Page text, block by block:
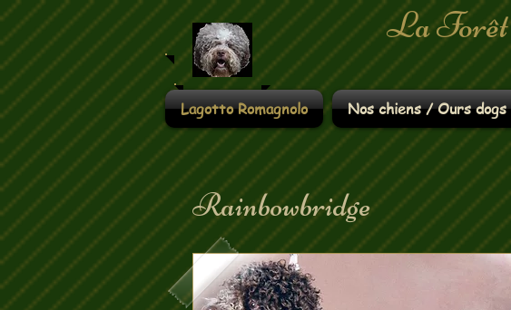
​La Forêt
Lagotto Romagnolo Nos chiens / Ours dogs
Rainbowbridge